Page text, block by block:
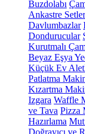
Buzdolabı
Ankastre Setler
Davlumbazlar
Dondurucular
Kurutmalı
Beyaz Eşya
Küçük Ev
Patlatma
Kızartma
Izgara Waffle
ve Tava Pizza
Hazırlama
Doğrayıcı ve